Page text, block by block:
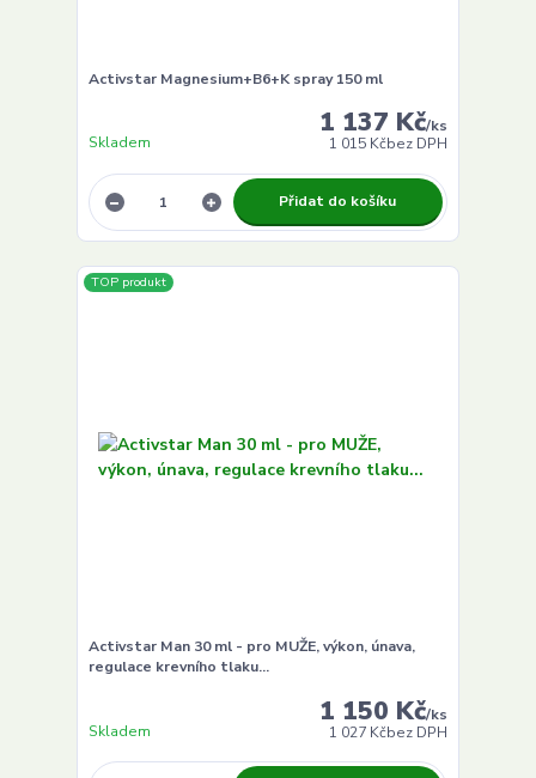
Activstar Magnesium+B6+K spray 150 ml
1 137 Kč/ks
1 015 Kčbez DPH
Skladem
Přidat do košíku
TOP produkt
Activstar Man 30 ml - pro MUŽE, výkon, únava,
regulace krevního tlaku...
1 150 Kč/ks
1 027 Kčbez DPH
Skladem